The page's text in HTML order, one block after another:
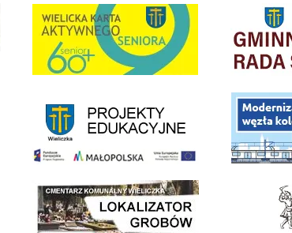
link do strony Wielicka Karta Aktywnego Seniora link do strony
link do strony - projekty edukacyjne dofinansowane z Europejskiego
link do opisu
link do lokalizatora grobów na wielickim cmentarzu - grobnetlink do strony -